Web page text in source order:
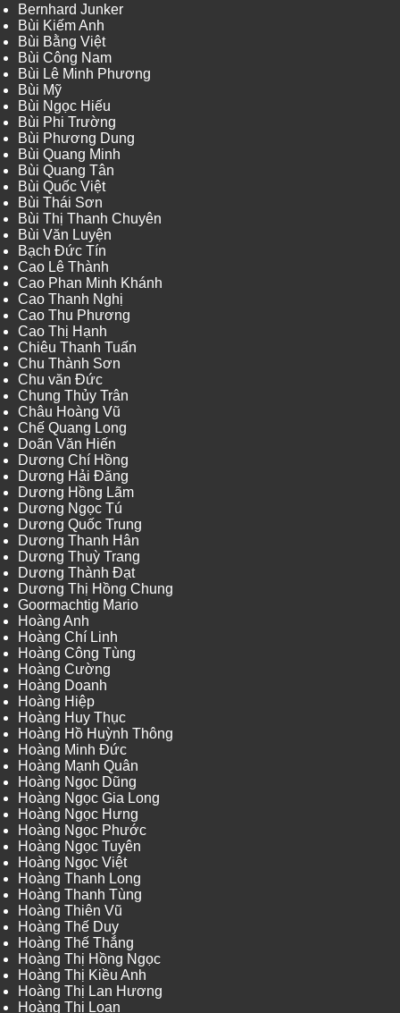
Bernhard Junker
Bùi Kiếm Anh
Bùi Bằng Việt
Bùi Công Nam
Bùi Lê Minh Phương
Bùi Mỹ
Bùi Ngọc Hiếu
Bùi Phi Trường
Bùi Phương Dung
Bùi Quang Minh
Bùi Quang Tân
Bùi Quốc Việt
Bùi Thái Sơn
Bùi Thị Thanh Chuyên
Bùi Văn Luyện
Bạch Đức Tín
Cao Lê Thành
Cao Phan Minh Khánh
Cao Thanh Nghị
Cao Thu Phương
Cao Thị Hạnh
Chiêu Thanh Tuấn
Chu Thành Sơn
Chu văn Đức
Chung Thủy Trân
Châu Hoàng Vũ
Chế Quang Long
Doãn Văn Hiến
Dương Chí Hồng
Dương Hải Đăng
Dương Hồng Lãm
Dương Ngọc Tú
Dương Quốc Trung
Dương Thanh Hân
Dương Thuỳ Trang
Dương Thành Đạt
Dương Thị Hồng Chung
Goormachtig Mario
Hoàng Anh
Hoàng Chí Linh
Hoàng Công Tùng
Hoàng Cường
Hoàng Doanh
Hoàng Hiệp
Hoàng Huy Thục
Hoàng Hồ Huỳnh Thông
Hoàng Minh Đức
Hoàng Mạnh Quân
Hoàng Ngọc Dũng
Hoàng Ngọc Gia Long
Hoàng Ngọc Hưng
Hoàng Ngọc Phước
Hoàng Ngọc Tuyên
Hoàng Ngọc Việt
Hoàng Thanh Long
Hoàng Thanh Tùng
Hoàng Thiên Vũ
Hoàng Thế Duy
Hoàng Thế Thắng
Hoàng Thị Hồng Ngọc
Hoàng Thị Kiều Anh
Hoàng Thị Lan Hương
Hoàng Thị Loan